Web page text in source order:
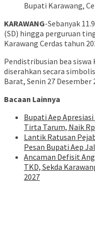
Bupati Karawang,
KARAWANG-Sebanyak
(SD) hingga perguruan
Karawang Cerdas tahun
Pendistribusian bea siswa
diserahkan secara
Barat, Senin 27 Desember
Bacaan Lainnya
Bupati Aep
Tirta Tarum, Naik
Lantik Ratusan
Pesan Bupati Aep
Ancaman Defisit
TKD, Sekda
2027